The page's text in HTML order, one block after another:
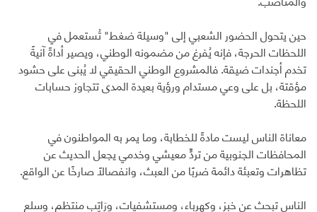
حين يتحول الحضور الشعبي إلى "وسيلة ضغط" تُستعمل في
اللحظات الحرجة، فإنه يُفرغ من مضمونه الوطني، ويصير أداةً آنيةً
تخدم أجندات ضيقة. فالمشروع الوطني الحقيقي لا يُبنى على حشود
مؤقتة، بل على وعي مستدام ورؤية بعيدة المدى تتجاوز حسابات
اللحظة.
معاناة الناس ليست مادةً للخطابة، وما يمر به المواطنون في
المحافظات الجنوبية من تردٍّ معيشي وخدمي يجعل الحديث عن
تظاهرات وتعبئة دائمة ضربًا من العبث، وانفصالًا صارخًا عن الواقع.
الناس تبحث عن خبز، وكهرباء، ومستشفيات، ورَاتِب منتظم، وسلع